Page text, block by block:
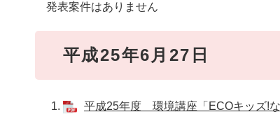
発表案件はありません
平成25年6月27日
平成25年度 環境講座「ECOキッズ!